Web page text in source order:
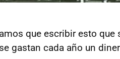
que escribir esto que
gastan cada año un